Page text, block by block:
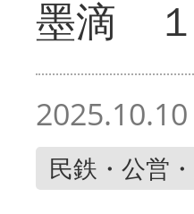
墨滴 １
2025.10.10
民鉄・公営